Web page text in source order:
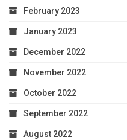
February 2023
January 2023
December 2022
November 2022
October 2022
September 2022
August 2022